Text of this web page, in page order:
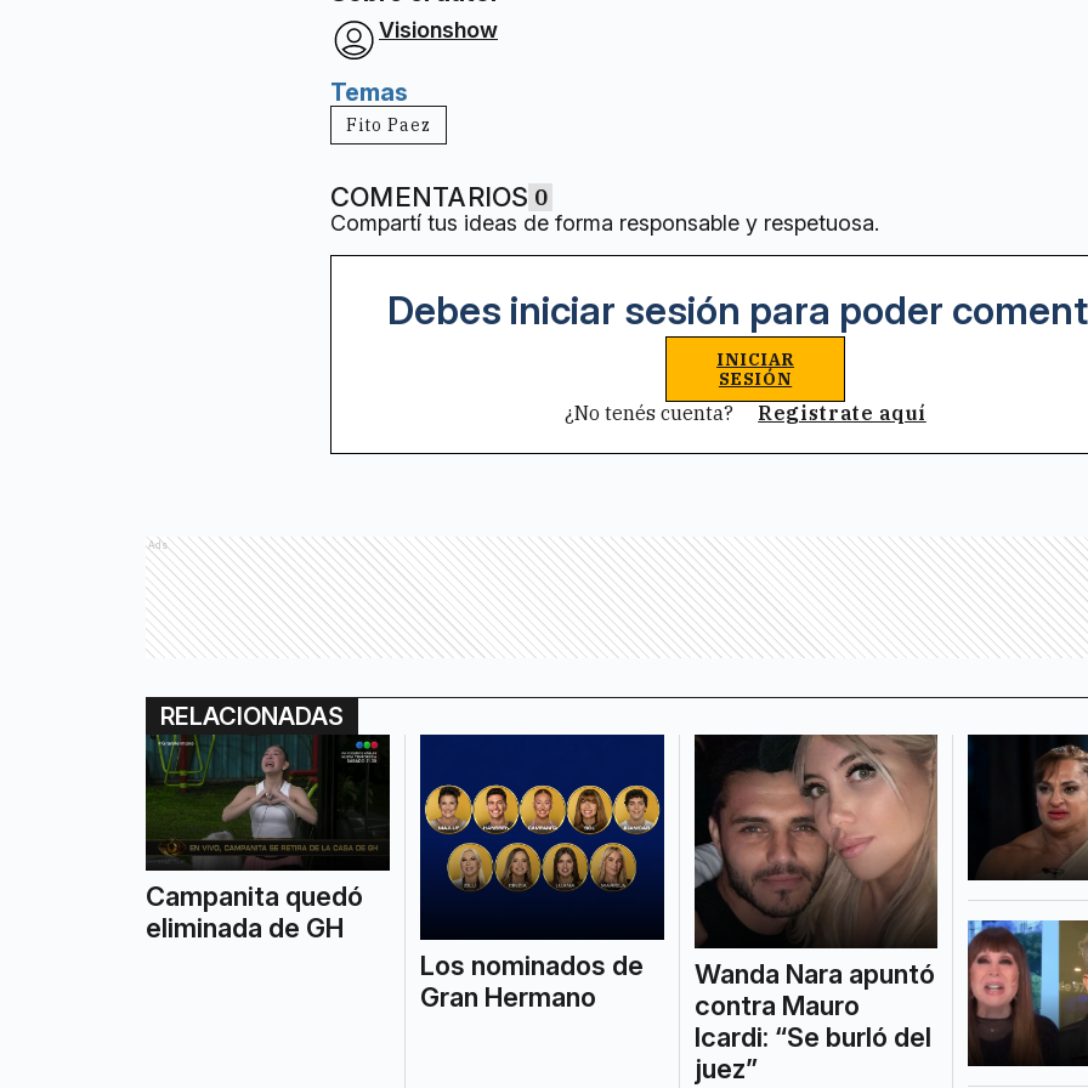
Visionshow
Temas
Fito Paez
COMENTARIOS 0
Compartí tus ideas de forma responsable y respetuosa.
Debes iniciar sesión para poder
INICIAR
SESIÓN
¿No tenés cuenta? Registrate aquí
Ads
RELACIONADAS
Campanita quedó
eliminada de GH
Los nominados de
Gran Hermano
Wanda Nara apuntó
contra Mauro
Icardi: “Se burló del
juez”